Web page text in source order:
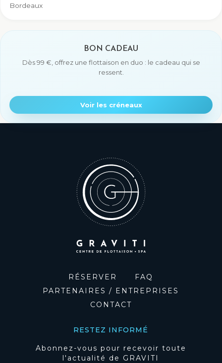
Bordeaux
BON CADEAU
Dès 99 €, offrez une flottaison en duo : le cadeau qui se
ressent.
Voir les créneaux
RÉSERVER
FAQ
PARTENAIRES / ENTREPRISES
CONTACT
RESTEZ INFORMÉ
Abonnez-vous pour recevoir toute
l'actualité de GRAVITI